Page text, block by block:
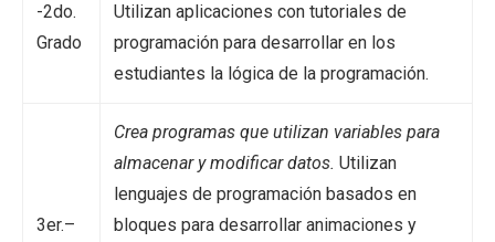
-2do.
Grado
Utilizan aplicaciones con tutoriales de
programación para desarrollar en los
estudiantes la lógica de la programación.
3er.–
Crea programas que utilizan variables para
almacenar y modificar datos. Utilizan
lenguajes de programación basados en
bloques para desarrollar animaciones y